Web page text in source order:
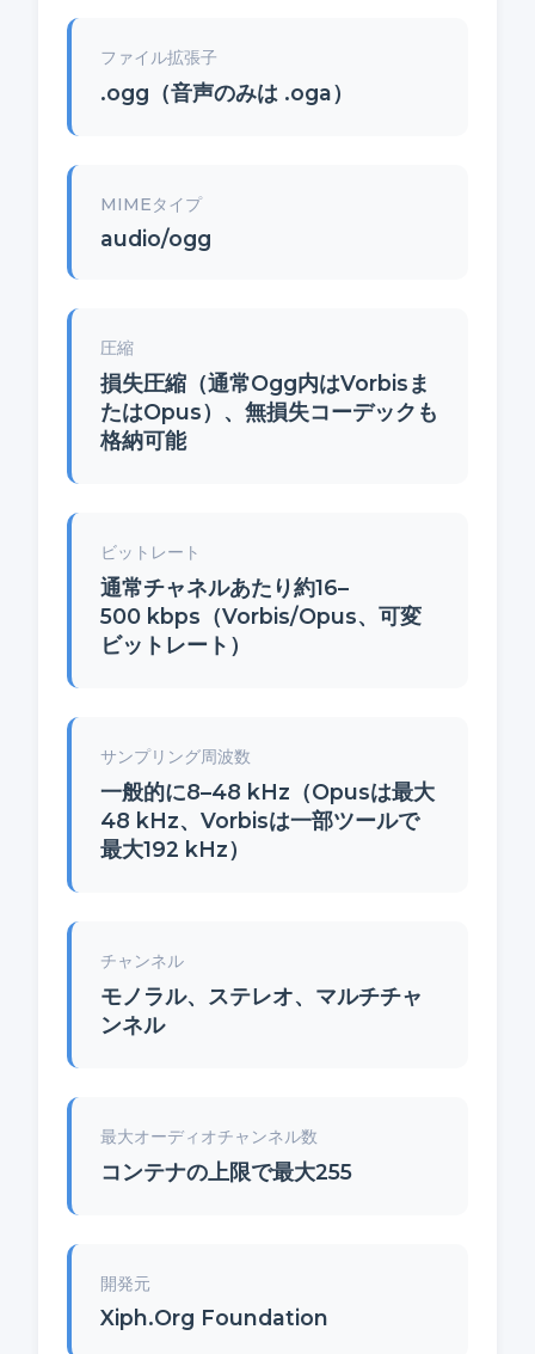
ファイル拡張子
.ogg（音声のみは .oga）
MIMEタイプ
audio/ogg
圧縮
損失圧縮（通常Ogg内はVorbisま
たはOpus）、無損失コーデックも
格納可能
ビットレート
通常チャネルあたり約16–
500 kbps（Vorbis/Opus、可変
ビットレート）
サンプリング周波数
一般的に8–48 kHz（Opusは最大
48 kHz、Vorbisは一部ツールで
最大192 kHz）
チャンネル
モノラル、ステレオ、マルチチャ
ンネル
最大オーディオチャンネル数
コンテナの上限で最大255
開発元
Xiph.Org Foundation